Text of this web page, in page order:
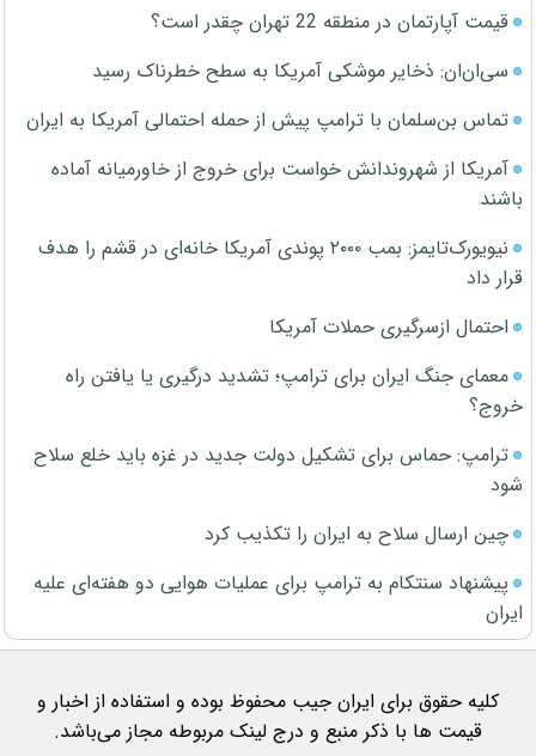
قیمت آپارتمان در منطقه 22 تهران چقدر است؟
سی‌ان‌ان: ذخایر موشکی آمریکا به سطح خطرناک رسید
تماس بن‌سلمان با ترامپ پیش از حمله احتمالی آمریکا به ایران
آمریکا از شهروندانش خواست برای خروج از خاورمیانه آماده
باشند
نیویورک‌تایمز: بمب ۲۰۰۰ پوندی آمریکا خانه‌ای در قشم را هدف
قرار داد
احتمال ازسرگیری حملات آمریکا
معمای جنگ ایران برای ترامپ؛ تشدید درگیری یا یافتن راه
خروج؟
ترامپ: حماس برای تشکیل دولت جدید در غزه باید خلع سلاح
شود
چین ارسال سلاح به ایران را تکذیب کرد
پیشنهاد سنتکام به ترامپ برای عملیات هوایی دو هفته‌ای علیه
ایران
کلیه حقوق برای ایران جیب محفوظ بوده و استفاده از اخبار و
قیمت ها با ذکر منبع و درج لینک مربوطه مجاز می‌باشد.